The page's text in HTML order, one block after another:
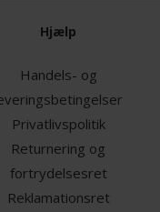
Hjælp
Handels- og
Privatlivspolitik
Returnering og
fortrydelsesret
Reklamationsret